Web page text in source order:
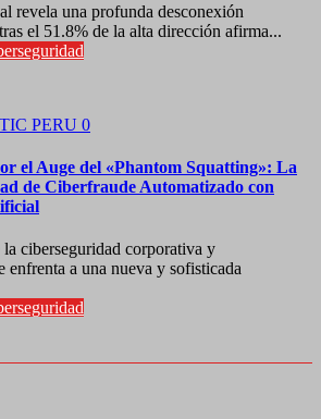
revela una profunda desconexión
el 51.8% de la alta dirección afirma...
PERU 0
el Auge del «Phantom Squatting»: La
de Ciberfraude Automatizado con
la ciberseguridad corporativa y
enfrenta a una nueva y sofisticada